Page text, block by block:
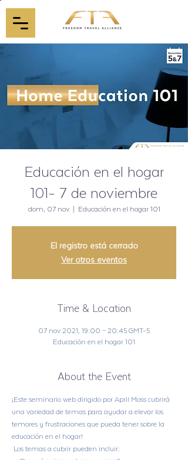
Educación en el hogar
101- 7 de noviembre
dom, 07 nov
  |
Educación en el hogar 101
El registro está cerrado
Ver otros eventos
Time & Location
07 nov 2021, 19:00 – 20:45 GMT-5
Educación en el hogar 101
About the Event
¡Este seminario web dirigido por April Moss cubrirá
una variedad de temas para ayudar a elevar los
temores y frustraciones que pueda tener sobre la
educación en el hogar!
Los temas a cubrir pueden incluir: